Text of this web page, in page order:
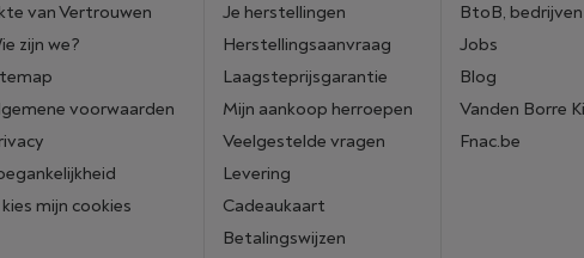
van Vertrouwen
zijn we?
voorwaarden
kies mijn cookies
Je herstellingen
Herstellingsaanvraag
Laagsteprijsgarantie
Mijn aankoop herroepen
Veelgestelde vragen
Levering
Cadeaukaart
Betalingswijzen
BtoB, bedrijven
Jobs
Blog
Vanden Borre
Fnac.be